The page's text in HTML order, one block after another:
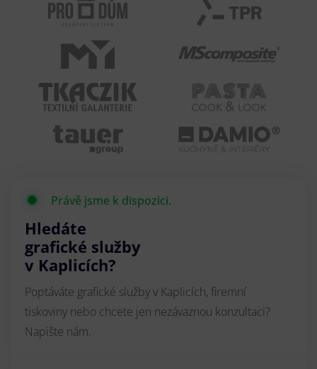
Právě jsme k dispozici.
Hledáte
grafické služby
v Kaplicích?
Poptáváte grafické služby v Kaplicích, firemní
tiskoviny nebo chcete jen nezávaznou konzultaci?
Napište nám.